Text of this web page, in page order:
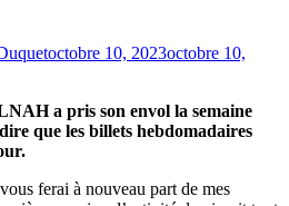
octobre 10, 2023octobre 10,
a pris son envol la semaine
que les billets hebdomadaires
ferai à nouveau part de mes